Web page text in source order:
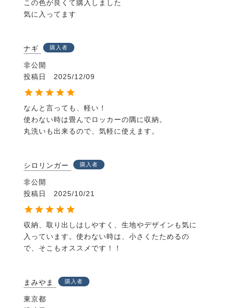
この色が良くて購入しました
気に入ってます
ナギ 購入者
非公開
投稿日
2025/12/09
なんと言っても、軽い！
使わない時は畳んでロッカーの隅に収納。
丸洗いも出来るので、気軽に使えます。
シロリンガー 購入者
非公開
投稿日
2025/10/21
収納、取り出しはしやすく、生地やデザインも気に
入っています。使わない時は、小さくたためるの
で、そこもオススメです！！
まみやま 購入者
東京都